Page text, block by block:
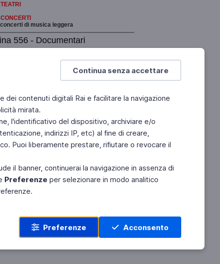
Continua senza accettare
contenuti digitali Rai e facilitare la navigazione
mirata.
l'identificativo del dispositivo, archiviare e/o
indirizzi IP, etc) al fine di creare,
Puoi liberamente prestare, rifiutare o revocare il
il banner, continuerai la navigazione in assenza di
Preferenze per selezionare in modo analitico
Preferenze Acconsento
di musica leggera
556 - Documentari
Estrazioni del Lotto
752 - La nuova TV digitale
La nuova TV Digitale, per info e
Modalità di risintonia
video